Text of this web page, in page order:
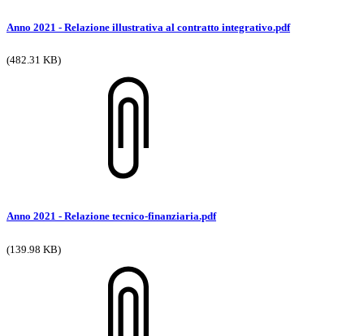
Anno 2021 - Relazione illustrativa al contratto integrativo.pdf
(482.31 KB)
Anno 2021 - Relazione tecnico-finanziaria.pdf
(139.98 KB)